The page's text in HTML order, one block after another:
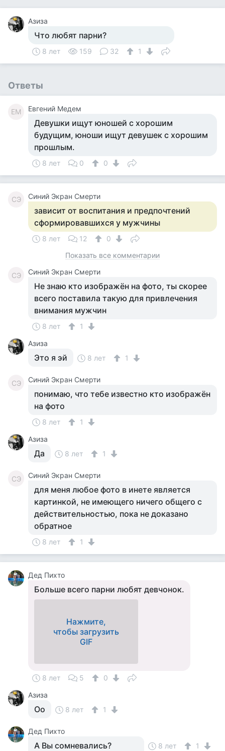
Азиза
Что любят парни?
8 лет 159 32 1
Ответы
ЕМ Евгений Медем
Девушки ищут юношей с хорошим
будущим, юноши ищут девушек с хорошим
прошлым.
8 лет 0 0
СЭ Синий Экран Смерти
зависит от воспитания и предпочтений
сформировавшихся у мужчины
8 лет 12
0
Показать все комментарии
СЭ Синий Экран Смерти
Не знаю кто изображён на фото, ты скорее
всего поставила такую для привлечения
внимания мужчин
8 лет
1
Азиза
Это я эй 8 лет 1
СЭ Синий Экран Смерти
понимаю, что тебе известно кто изображён
на фото
8 лет
1
Азиза
Да 8 лет 1
СЭ Синий Экран Смерти
для меня любое фото в инете является
картинкой, не имеющего ничего общего с
действительностью, пока не доказано
обратное
8 лет 1
Дед Пихто
Больше всего парни любят девчонок.
Нажмите,
чтобы загрузить
GIF
8 лет 5
0
Азиза
Оо 8 лет 1
Дед Пихто
А Вы сомневались? 8 лет 1